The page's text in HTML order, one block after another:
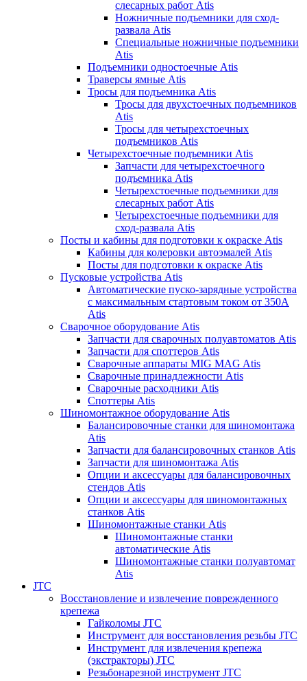
слесарных работ Atis
Ножничные подъемники для сход-
развала Atis
Специальные ножничные подъемники
Atis
Подъемники одностоечные Atis
Траверсы ямные Atis
Тросы для подъемника Atis
Тросы для двухстоечных подъемников
Atis
Тросы для четырехстоечных
подъемников Atis
Четырехстоечные подъемники Atis
Запчасти для четырехстоечного
подъемника Atis
Четырехстоечные подъемники для
слесарных работ Atis
Четырехстоечные подъемники для
сход-развала Atis
Посты и кабины для подготовки к окраске Atis
Кабины для колеровки автоэмалей Atis
Посты для подготовки к окраске Atis
Пусковые устройства Atis
Автоматические пуско-зарядные устройства
с максимальным стартовым током от 350А
Atis
Сварочное оборудование Atis
Запчасти для сварочных полуавтоматов Atis
Запчасти для споттеров Atis
Сварочные аппараты MIG MAG Atis
Сварочные принадлежности Atis
Сварочные расходники Atis
Споттеры Atis
Шиномонтажное оборудование Atis
Балансировочные станки для шиномонтажа
Atis
Запчасти для балансировочных станков Atis
Запчасти для шиномонтажа Atis
Опции и аксессуары для балансировочных
стендов Atis
Опции и аксессуары для шиномонтажных
станков Atis
Шиномонтажные станки Atis
Шиномонтажные станки
автоматические Atis
Шиномонтажные станки полуавтомат
Atis
JTC
Восстановление и извлечение поврежденного
крепежа
Гайколомы JTC
Инструмент для восстановления резьбы JTC
Инструмент для извлечения крепежа
(экстракторы) JTC
Резьбонарезной инструмент JTC